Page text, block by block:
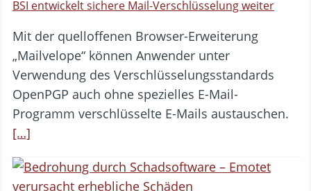
BSI entwickelt sichere Mail-Verschlüsselung weiter
Mit der quelloffenen Browser-Erweiterung
„Mailvelope“ können Anwender unter
Verwendung des Verschlüsselungsstandards
OpenPGP auch ohne spezielles E-Mail-
Programm verschlüsselte E-Mails austauschen.
[…]